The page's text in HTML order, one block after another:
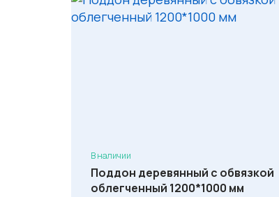
В наличии
Поддон деревянный с обвязкой
облегченный 1200*1000 мм